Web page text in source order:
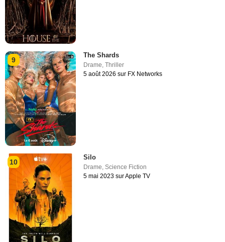
9
The Shards
Drame ,Thriller
5 août 2026 sur FX Networks
10
Silo
Drame,Science Fiction
5 mai 2023 sur Apple TV